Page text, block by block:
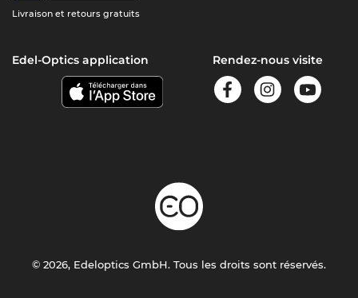
Livraison et retours gratuits
Edel-Optics application Rendez-nous visite
© 2026, Edeloptics GmbH. Tous les droits sont réservés.